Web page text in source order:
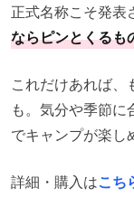
正式名称こそ発表
ならピンとくるも
これだけあれば、
も。気分や季節
でキャンプが楽し
詳細・購入はこち